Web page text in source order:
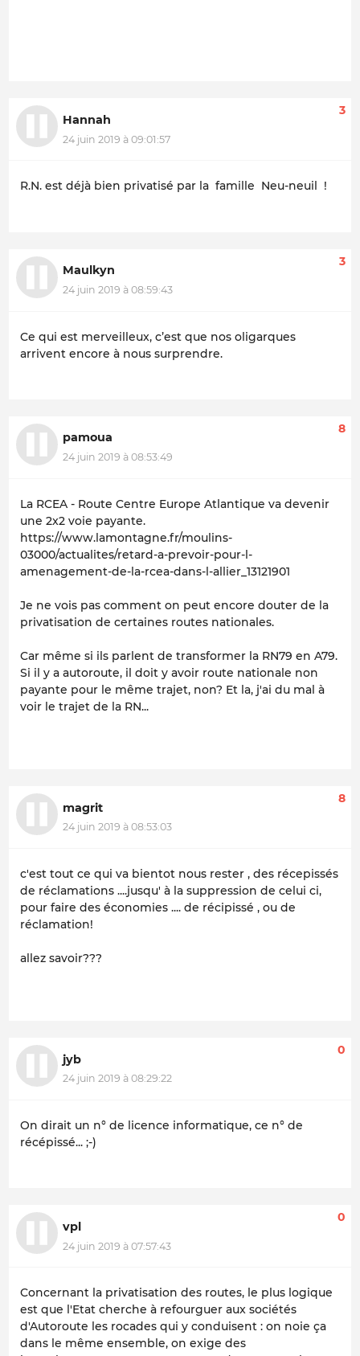
Hannah
24 juin 2019 à 09:01:57
3
R.N. est déjà bien privatisé par la famille Neu-neuil !
Maulkyn
24 juin 2019 à 08:59:43
3
Ce qui est merveilleux, c’est que nos oligarques
arrivent encore à nous surprendre.
pamoua
24 juin 2019 à 08:53:49
8
La RCEA - Route Centre Europe Atlantique va devenir
une 2x2 voie payante.
https://www.lamontagne.fr/moulins-
03000/actualites/retard-a-prevoir-pour-l-
amenagement-de-la-rcea-dans-l-allier_13121901
Je ne vois pas comment on peut encore douter de la
privatisation de certaines routes nationales.
Car même si ils parlent de transformer la RN79 en A79.
Si il y a autoroute, il doit y avoir route nationale non
payante pour le même trajet, non? Et la, j'ai du mal à
voir le trajet de la RN...
magrit
24 juin 2019 à 08:53:03
8
c'est tout ce qui va bientot nous rester , des récepissés
de réclamations ....jusqu' à la suppression de celui ci,
pour faire des économies .... de récipissé , ou de
réclamation!
allez savoir???
jyb
24 juin 2019 à 08:29:22
0
On dirait un n° de licence informatique, ce n° de
récépissé... ;-)
vpl
24 juin 2019 à 07:57:43
0
Concernant la privatisation des routes, le plus logique
est que l'Etat cherche à refourguer aux sociétés
d'Autoroute les rocades qui y conduisent : on noie ça
dans le même ensemble, on exige des